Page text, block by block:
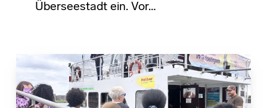
Überseestadt ein. Vor…